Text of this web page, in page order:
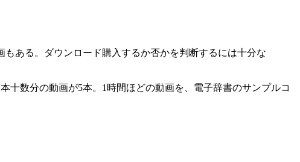
ある。ダウンロード購入するか否かを判断するには十分な
十数分の動画が5本。1時間ほどの動画を、電子辞書のサンプルコ